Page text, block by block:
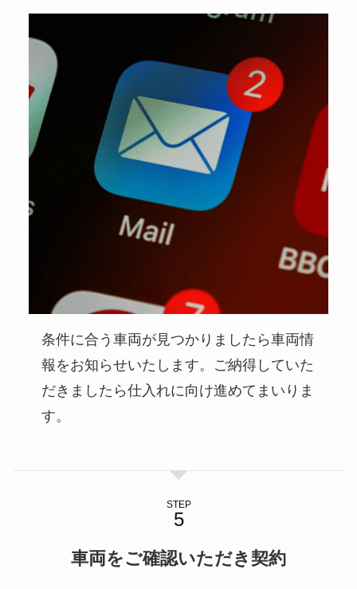
条件に合う車両が見つかりましたら車両情
報をお知らせいたします。ご納得していた
だきましたら仕入れに向け進めてまいりま
す。
STEP
車両をご確認いただき契約